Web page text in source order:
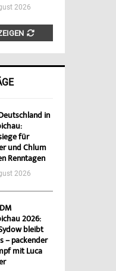
2026
in
für
und Chlum
Renntagen
2026
2026:
bleibt
– packender
mit Luca